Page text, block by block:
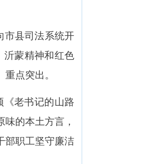
县司法系统开
沂蒙精神和红色
点突出。
老书记的山路
的本土方言，
部职工坚守廉洁